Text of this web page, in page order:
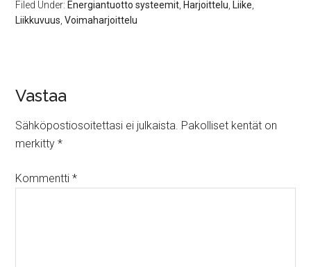
Filed Under: Energiantuotto systeemit Harjoittelu Liike
Liikkuvuus ,Voimaharjoittelu
Vastaa
Sähköpostiosoitettasi ei julkaista. Pakolliset kentät on
merkitty*
Kommentti*